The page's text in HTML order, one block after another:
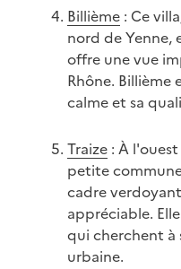
Billième: Ce
nord de Yenne,
offre une vue
Rhône. Billième
calme et sa
Traize: À l'ouest
petite
cadre
appréciable.
qui cherchent à
urbaine.